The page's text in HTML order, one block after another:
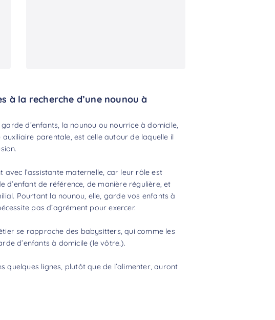
à la recherche d’une nounou à
d’enfants, la nounou ou nourrice à domicile,
parentale, est celle autour de laquelle il
avec l’assistante maternelle, car leur rôle est
d’enfant de référence, de manière régulière, et
Pourtant la nounou, elle, garde vos enfants à
pas d’agrément pour exercer.
se rapproche des babysitters , qui comme les
d’enfants à domicile (le vôtre.).
quelques lignes, plutôt que de l’alimenter, auront